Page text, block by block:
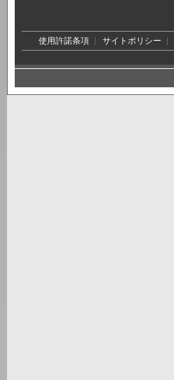
使用許諾条項 サイトポリシー